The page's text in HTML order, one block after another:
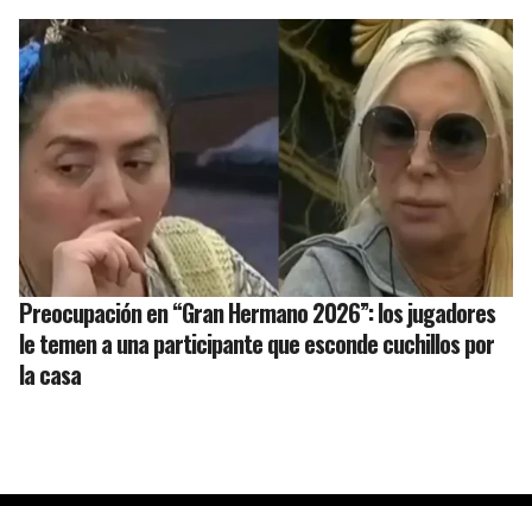
Preocupación en “Gran Hermano 2026”: los jugadores
le temen a una participante que esconde cuchillos por
la casa